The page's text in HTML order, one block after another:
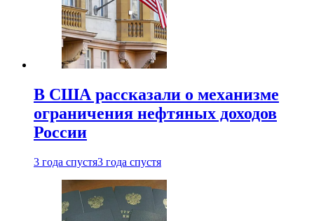
В США рассказали о механизме
ограничения нефтяных доходов
России
3 года спустя3 года спустя